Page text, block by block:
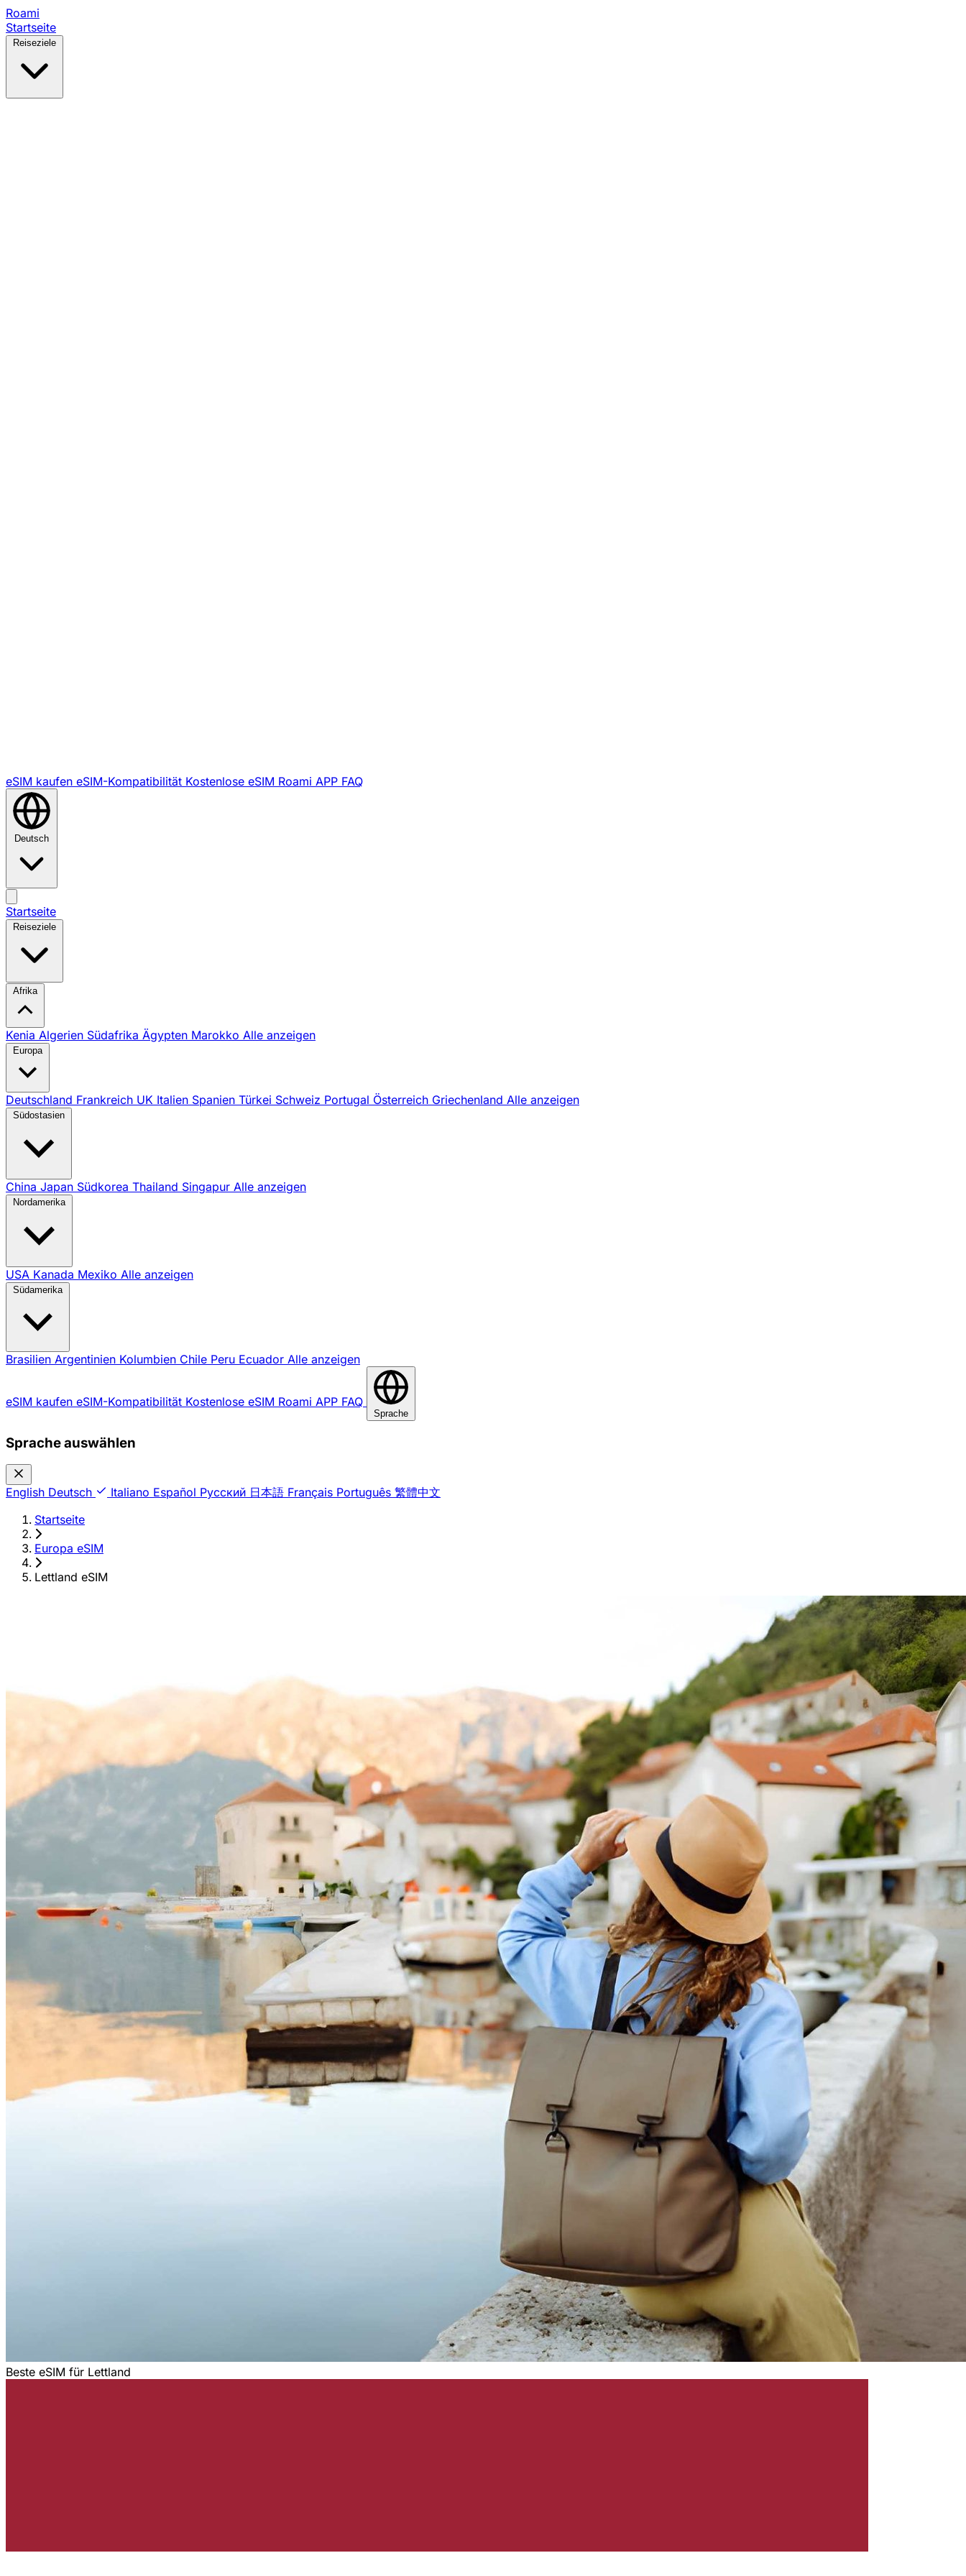
Roami
Startseite
Reiseziele
eSIM kaufen eSIM-Kompatibilität Kostenlose eSIM Roami APP FAQ
Deutsch
Startseite
Reiseziele
Afrika
Kenia Algerien Südafrika Ägypten Marokko Alle anzeigen
Europa
Deutschland Frankreich UK Italien Spanien Türkei Schweiz Portugal Österreich Griechenland Alle anzeigen
Südostasien
China Japan Südkorea Thailand Singapur Alle anzeigen
Nordamerika
USA Kanada Mexiko Alle anzeigen
Südamerika
Brasilien Argentinien Kolumbien Chile Peru Ecuador Alle anzeigen
eSIM kaufen eSIM-Kompatibilität Kostenlose eSIM Roami APP FAQ
Sprache
Sprache auswählen
English Deutsch Italiano Español Русский 日本語 Français Português 繁體中文
Startseite
›
Europa eSIM
›
Lettland eSIM
Beste eSIM für Lettland